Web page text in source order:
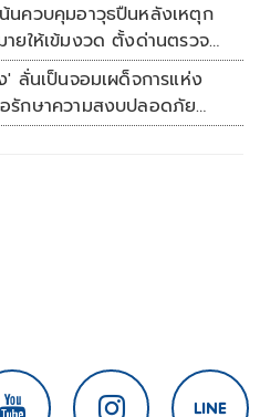
นควบคุมอาวุธปืนหลังเหตุก
ยให้เข้มงวด ตั้งด่านตรวจ
ลั่นเป็นจอมเผด็จการแห่ง
รักษาความสงบปลอดภัย